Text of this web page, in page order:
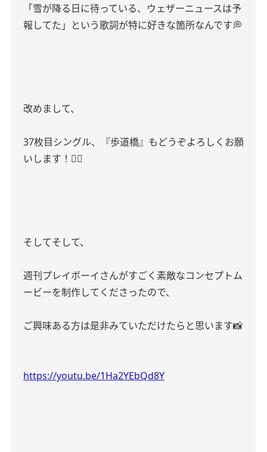
「雪が降る日に待っている、ウェザーニュースは予
報してた」という歌詞が特に好きな箇所なんです💭
改めまして、
37枚目シングル、『歩道橋』もどうぞよろしくお願
いします！🙇‍♀️
そしてそして、
週刊プレイボーイさんがすごく素敵なコンセプトム
ービーを制作してくださったので、
ご興味ある方は是非みていただけたらと思います📸
https://youtu.be/1Ha2YEbQd8Y